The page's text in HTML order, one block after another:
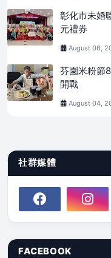
彰化市未婚
元禮券
August 06,
芬園米粉節
開戰
August 04,
社群媒體
FACEBOOK